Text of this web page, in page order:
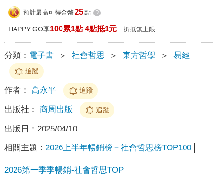
預計最高可得金幣 25點 ?
HAPPY GO享100累1點 4點抵1元 折抵無上限
分類： 電子書 ＞ 社會哲思 ＞ 東方哲學 ＞ 易經
追蹤
作者： 高永平 追蹤
出版社： 商周出版 追蹤
出版日： 2025/04/10
相關主題： 2026上半年暢銷榜－社會哲思榜TOP100
2026第一季季暢銷-社會哲思TOP